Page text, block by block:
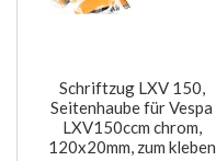
Schriftzug LXV 150,
Seitenhaube für Vespa
LXV150ccm chrom,
120x20mm, zum kleben